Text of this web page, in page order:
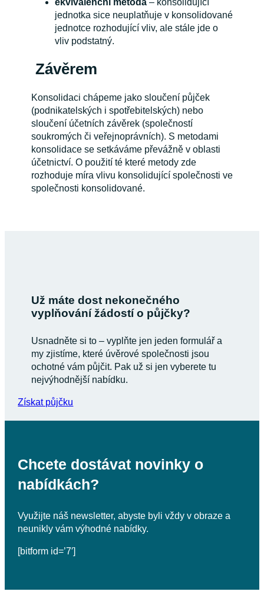
jednotka sice neuplatňuje v konsolidované
jednotce rozhodující vliv, ale stále jde o
vliv podstatný.
Závěrem
Konsolidaci chápeme jako sloučení půjček
(podnikatelských i spotřebitelských) nebo
sloučení účetních závěrek (společností
soukromých či veřejnoprávních). S metodami
konsolidace se setkáváme převážně v oblasti
účetnictví. O použití té které metody zde
rozhoduje míra vlivu konsolidující společnosti ve
společnosti konsolidované.
Už máte dost nekonečného
vyplňování žádostí o půjčky?
Usnadněte si to – vyplňte jen jeden formulář a
my zjistíme, které úvěrové společnosti jsou
ochotné vám půjčit. Pak už si jen vyberete tu
nejvýhodnější nabídku.
Získat půjčku
Chcete dostávat novinky o
nabídkách?
Využijte náš newsletter, abyste byli vždy v obraze a
neunikly vám výhodné nabídky.
[bitform id=’7′]